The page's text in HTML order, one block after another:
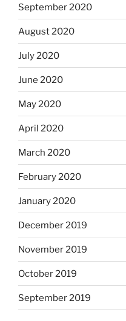
September 2020
August 2020
July 2020
June 2020
May 2020
April 2020
March 2020
February 2020
January 2020
December 2019
November 2019
October 2019
September 2019